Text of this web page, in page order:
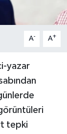
A- A+
yazar
tepki